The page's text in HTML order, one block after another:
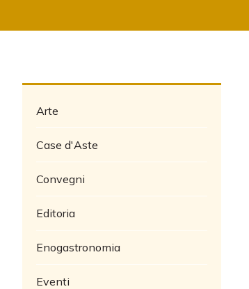
Arte
Case d'Aste
Convegni
Editoria
Enogastronomia
Eventi